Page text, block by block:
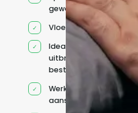
geworven profiel
Vloeiend Engels
Ideaal voor het
uitbreiden van
bestaande capaciteit
Werkt onder jouw
aansturing